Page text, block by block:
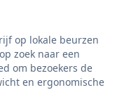
op lokale beurzen
zoek naar een
om bezoekers de
en ergonomische